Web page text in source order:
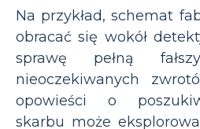
Na przykład, schemat
obracać się wokół
sprawę pełną
nieoczekiwanych
opowieści o
skarbu może